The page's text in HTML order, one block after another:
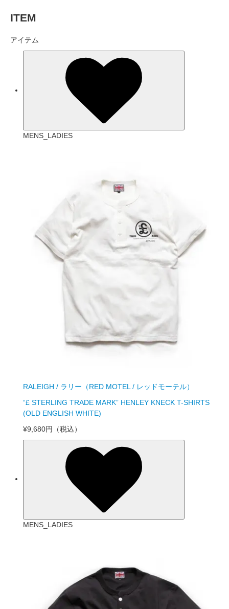
ITEM
アイテム
MENS_LADIES
RALEIGH / ラリー（RED MOTEL / レッドモーテル）
“£ STERLING TRADE MARK” HENLEY KNECK T-SHIRTS
(OLD ENGLISH WHITE)
¥9,680円 （税込）
MENS_LADIES